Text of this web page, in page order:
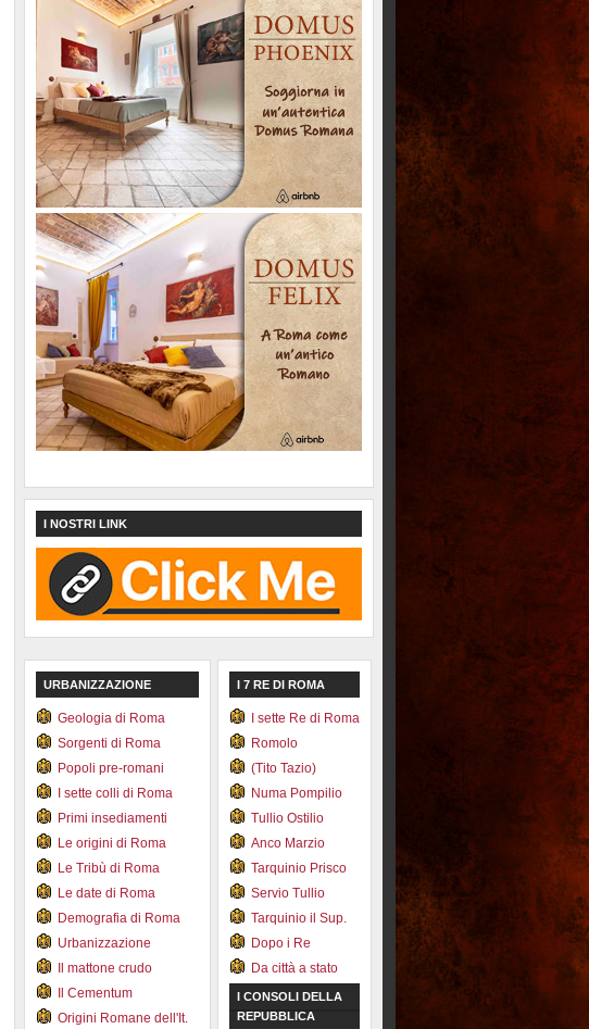
I NOSTRI LINK
URBANIZZAZIONE
Geologia di Roma
Sorgenti di Roma
Popoli pre-romani
I sette colli di Roma
Primi insediamenti
Le origini di Roma
Le Tribù di Roma
Le date di Roma
Demografia di Roma
Urbanizzazione
Il mattone crudo
Il Cementum
Origini Romane dell'It.
I 7 RE DI ROMA
I sette Re di Roma
Romolo
(Tito Tazio)
Numa Pompilio
Tullio Ostilio
Anco Marzio
Tarquinio Prisco
Servio Tullio
Tarquinio il Sup.
Dopo i Re
Da città a stato
I CONSOLI DELLA
REPUBBLICA